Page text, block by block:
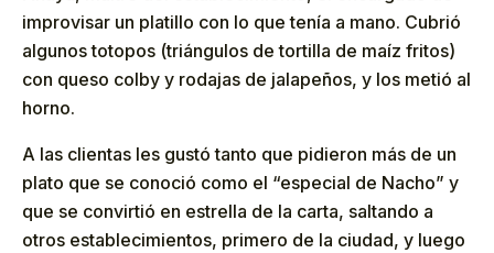
improvisar un platillo con lo que tenía a mano. Cubrió
algunos totopos (triángulos de tortilla de maíz fritos)
con queso colby y rodajas de jalapeños, y los metió al
horno.
A las clientas les gustó tanto que pidieron más de un
plato que se conoció como el “especial de Nacho” y
que se convirtió en estrella de la carta, saltando a
otros establecimientos, primero de la ciudad, y luego